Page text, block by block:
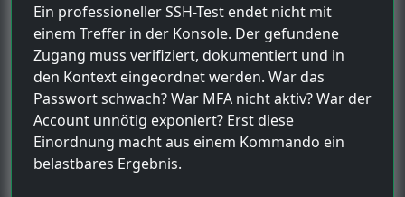
Ein professioneller SSH-Test endet nicht mit
einem Treffer in der Konsole. Der gefundene
Zugang muss verifiziert, dokumentiert und in
den Kontext eingeordnet werden. War das
Passwort schwach? War MFA nicht aktiv? War der
Account unnötig exponiert? Erst diese
Einordnung macht aus einem Kommando ein
belastbares Ergebnis.